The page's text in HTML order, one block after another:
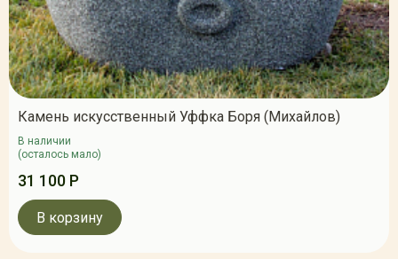
Камень искусственный Уффка Боря (Михайлов)
В наличии
(осталось мало)
31 100 Р
В корзину